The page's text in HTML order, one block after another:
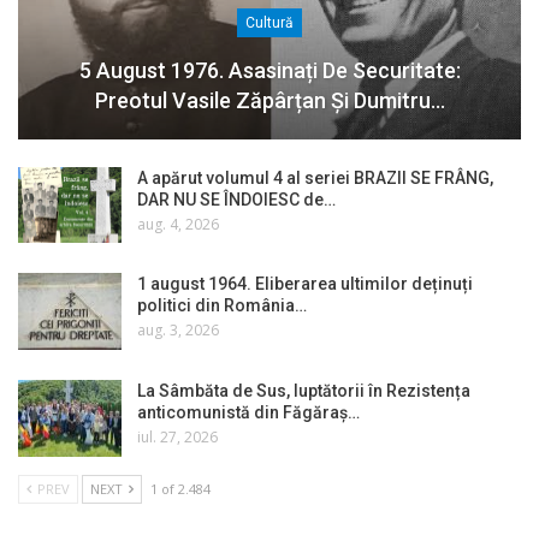
Cultură
5 August 1976. Asasinați De Securitate:
Preotul Vasile Zăpârțan Și Dumitru…
A apărut volumul 4 al seriei BRAZII SE FRÂNG,
DAR NU SE ÎNDOIESC de…
aug. 4, 2026
1 august 1964. Eliberarea ultimilor deținuți
politici din România…
aug. 3, 2026
La Sâmbăta de Sus, luptătorii în Rezistența
anticomunistă din Făgăraș…
iul. 27, 2026
PREV NEXT 1 of 2.484